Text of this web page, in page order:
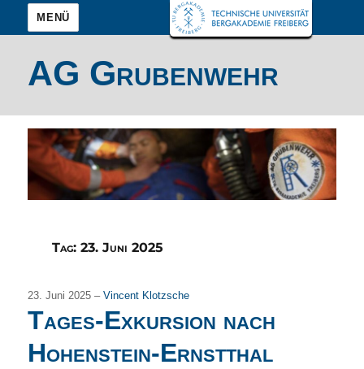
MENÜ
AG Grubenwehr
Tag: 23. Juni 2025
23. Juni 2025 –Vincent Klotzsche
Tages-Exkursion nach
Hohenstein-Ernstthal